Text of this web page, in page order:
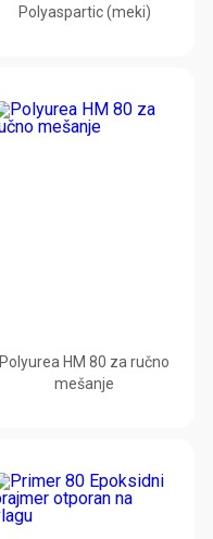
Polyaspartic (meki)
Polyurea HM 80 za ručno
mešanje